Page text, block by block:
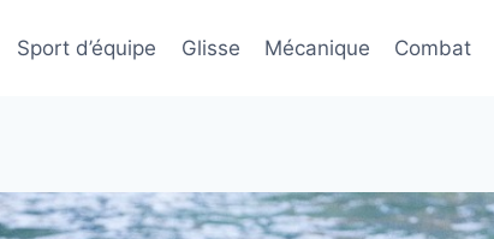
Sport d’équipe Glisse Mécanique Combat